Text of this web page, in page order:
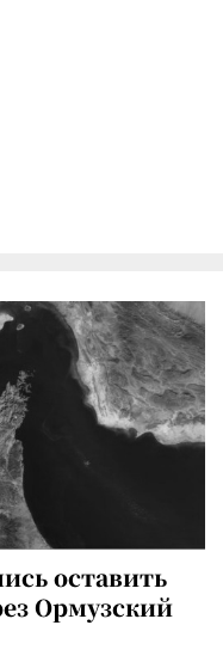
оставить
Ормузский